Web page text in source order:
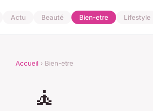
Actu Beauté Bien-etre Lifestyle
Accueil› Bien-etre
🧘